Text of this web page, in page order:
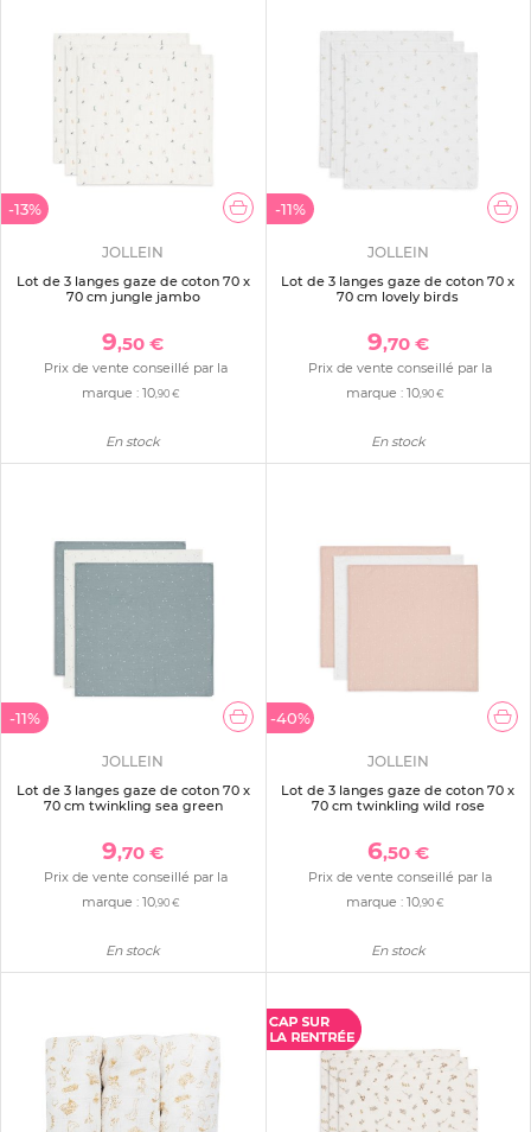
-13%
JOLLEIN
Lot de 3 langes gaze de coton 70 x
70 cm jungle jambo
9,50 €
Prix de vente conseillé par la
marque : 10,90 €
En stock
-11%
JOLLEIN
Lot de 3 langes gaze de coton 70 x
70 cm lovely birds
9,70 €
Prix de vente conseillé par la
marque :10 ,90 €
En stock
-11%
JOLLEIN
Lot de 3 langes gaze de coton 70 x
70 cm twinkling sea green
9,70 €
Prix de vente conseillé par la
marque : 10,90 €
En stock
-40%
JOLLEIN
Lot de 3 langes gaze de coton 70 x
70 cm twinkling wild rose
6,50 €
Prix de vente conseillé par la
marque :10 ,90 €
En stock